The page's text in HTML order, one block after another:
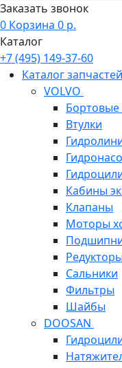
Заказать звонок
0 Корзина 0 р.
Каталог
+7 (495) 149-37-60
Каталог запчастей
VOLVO
Бортовые
Втулки
Кабины
Клапаны
Моторы
Редукторы
Сальники
Фильтры
Шайбы
DOOSAN